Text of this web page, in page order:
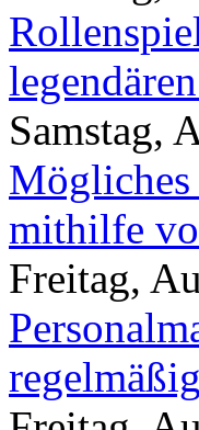
Samstag,
mithilfe
Freitag,